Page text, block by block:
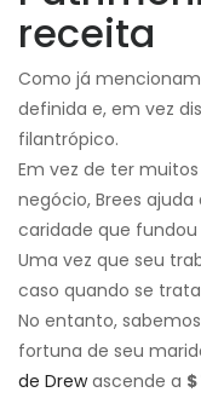
receita
Como já
definida e, em vez
filantrópico.
Em vez de ter
negócio, Brees
caridade que
Uma vez que seu
caso quando se
No entanto,
fortuna de seu
de Drewascende a